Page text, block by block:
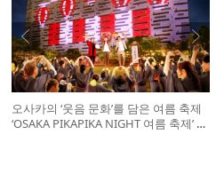
오사카의 ‘웃음 문화’를 담은 여름 축제
‘OSAKA PIKAPIKA NIGHT 여름 축제’ 개